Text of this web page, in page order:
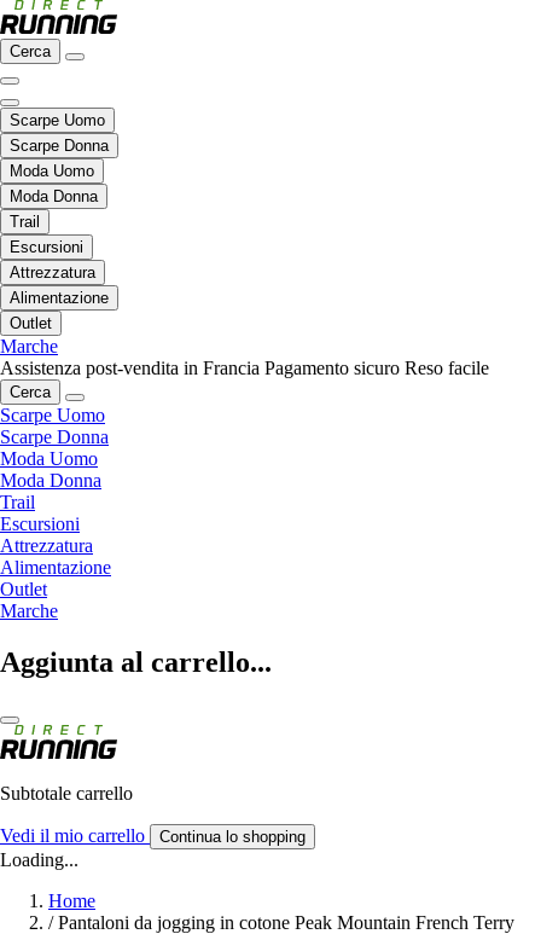
Cerca
Scarpe Uomo
Scarpe Donna
Moda Uomo
Moda Donna
Trail
Escursioni
Attrezzatura
Alimentazione
Outlet
Marche
Assistenza post-vendita in Francia Pagamento sicuro Reso facile
Cerca
Scarpe Uomo
Scarpe Donna
Moda Uomo
Moda Donna
Trail
Escursioni
Attrezzatura
Alimentazione
Outlet
Marche
Aggiunta al carrello...
Subtotale carrello
Vedi il mio carrello Continua lo shopping
Loading...
Home
/ Pantaloni da jogging in cotone Peak Mountain French Terry